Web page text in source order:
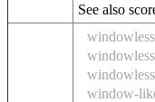
See also
window-